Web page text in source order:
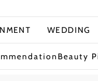
WEDDING
Beauty